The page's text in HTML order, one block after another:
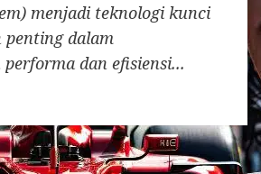
menjadi teknologi kunci
penting dalam
dan efisiensi...